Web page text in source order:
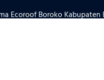
Ecoroof Boroko